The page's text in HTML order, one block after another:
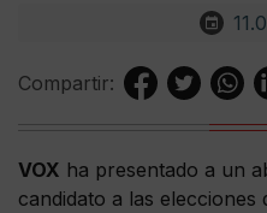
Compartir:
VOX ha presentado a un
candidato a las elecciones